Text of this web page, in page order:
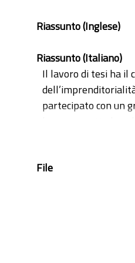
Riassunto (Inglese)
Riassunto (Italiano)
Il lavoro di tesi ha il
partecipato con un
ha per oggetto la
soddisfazione e
è quello di
Il primo capitolo
sviluppo di nuove
principali punti di
File